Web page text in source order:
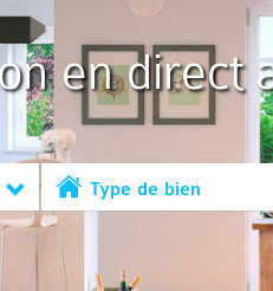
en direct
Type de bien